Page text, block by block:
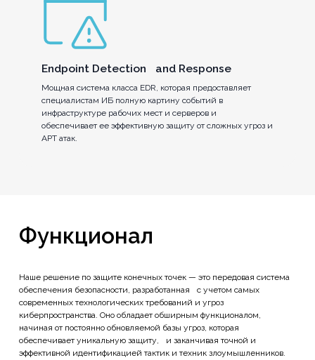
Endpoint Detection and Response
Мощная система класса EDR, которая предоставляет
специалистам ИБ полную картину событий в
инфраструктуре рабочих мест и серверов и
обеспечивает ее эффективную защиту от сложных угроз и
APT атак.
Функционал
Наше решение по защите конечных точек — это передовая система
обеспечения безопасности, разработанная с учетом самых
современных технологических требований и угроз
киберпространства. Оно обладает обширным функционалом,
начиная от постоянно обновляемой базы угроз, которая
обеспечивает уникальную защиту, и заканчивая точной и
эффективной идентификацией тактик и техник злоумышленников.